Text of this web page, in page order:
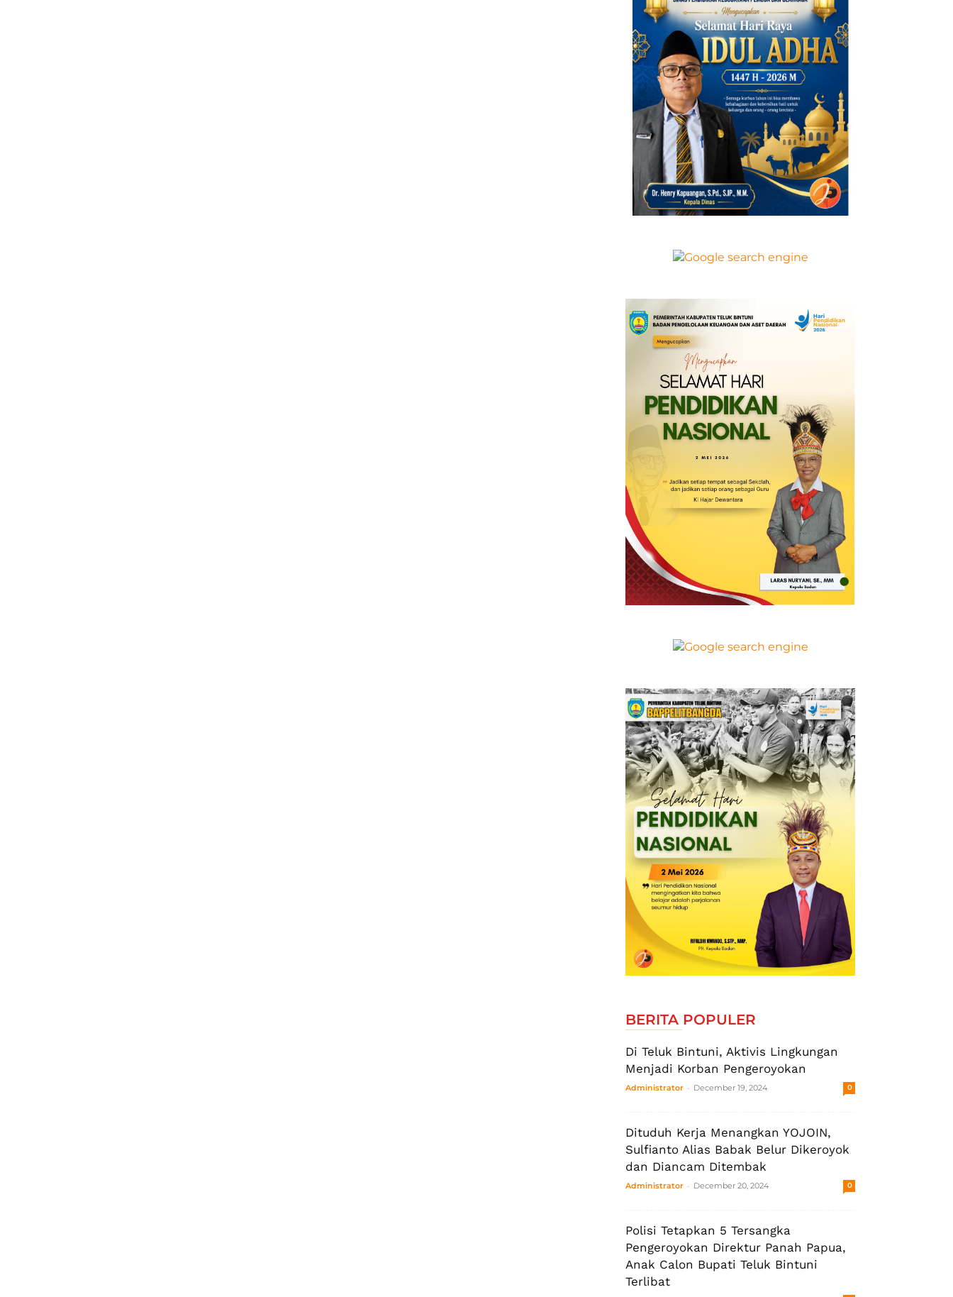
BERITA POPULER
Di Teluk Bintuni, Aktivis Lingkungan
Menjadi Korban Pengeroyokan
Administrator - December 19, 2024 0
Dituduh Kerja Menangkan YOJOIN,
Sulfianto Alias Babak Belur Dikeroyok
dan Diancam Ditembak
Administrator - December 20, 2024 0
Polisi Tetapkan 5 Tersangka
Pengeroyokan Direktur Panah Papua,
Anak Calon Bupati Teluk Bintuni
Terlibat